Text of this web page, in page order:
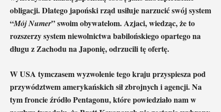
obligacji. Dlatego japoński rząd usiłuje narzucić swój system
“Mój Numer” swoim obywatelom. Azjaci, wiedząc, że to
rozszerzy system niewolnictwa babilońskiego opartego na
długu z Zachodu na Japonię, odrzucili tę ofertę.
W USA tymczasem wyzwolenie tego kraju przyspiesza pod
przywództwem amerykańskich sił zbrojnych i agencji. Na
tym froncie źródło Pentagonu, które powiedziało nam w